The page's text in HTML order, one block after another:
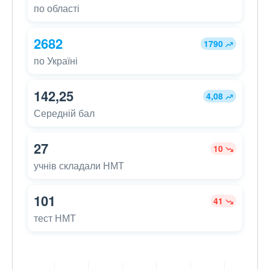
по області
2682 1790
по Україні
142,25 4,08
Середній бал
27 10
учнів складали НМТ
101 41
тест НМТ